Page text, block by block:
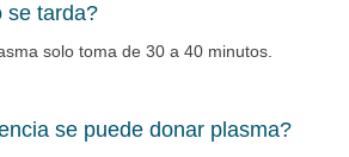
se tarda?
solo toma de 30 a 40 minutos.
se puede donar plasma?